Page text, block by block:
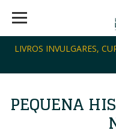
LIVROS INVULGARES,
PEQUENA